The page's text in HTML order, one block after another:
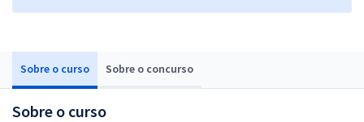
Sobre o curso Sobre o concurso
Sobre o curso